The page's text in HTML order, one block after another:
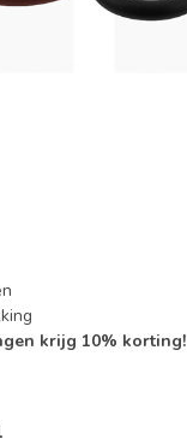
krijg 10% korting!